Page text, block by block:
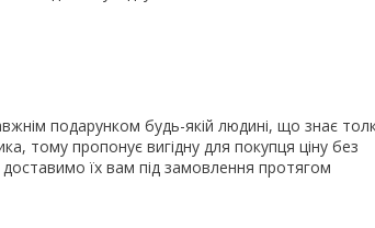
подарунком будь-якій людині, що знає
тому пропонує вигідну для покупця ціну без
їх вам під замовлення протягом